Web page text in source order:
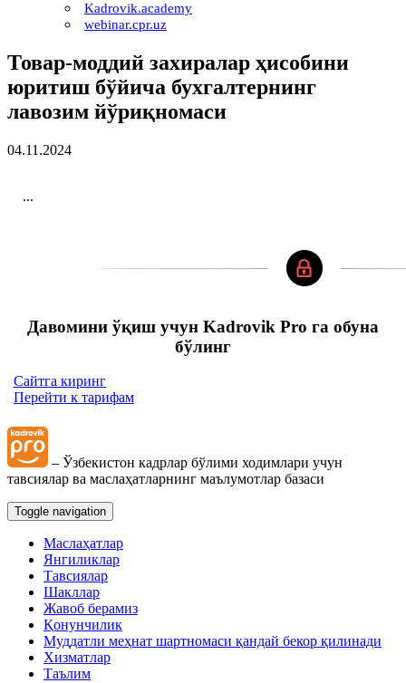
Kadrovik.academy
webinar.cpr.uz
Товар-моддий захиралар ҳисобини
юритиш бўйича бухгалтернинг
лавозим йўриқномаси
04.11.2024
...
Давомини ўқиш учун Kadrovik Pro га обуна
бўлинг
Сайтга киринг
Перейти к тарифам
– Ўзбекистон кадрлар бўлими ходимлари учун
тавсиялар ва маслаҳатларнинг маълумотлар базаси
Toggle navigation
Маслаҳатлар
Янгиликлар
Тавсиялар
Шакллар
Жавоб берамиз
Қонунчилик
Муддатли меҳнат шартномаси қандай бекор қилинади
Хизматлар
Таълим